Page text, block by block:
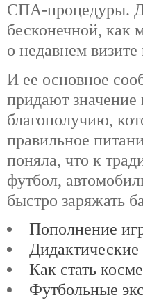
СПА-процедуры.
бесконечной, как
о недавнем
И ее основное
придают значение
благополучию,
правильное
поняла, что к
футбол,
быстро заряжать
Пополнение
Как стать
Футбольные